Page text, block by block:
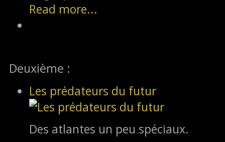
Read more...
Deuxième :
Les prédateurs du futur
Des atlantes un peu spéciaux.